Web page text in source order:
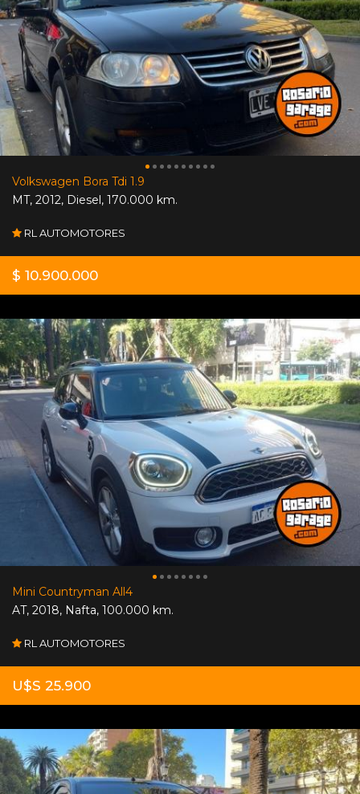
Volkswagen Bora Tdi 1.9
MT, 2012, Diesel, 170.000 km.
RL AUTOMOTORES
$ 10.900.000
Mini Countryman All4
AT, 2018, Nafta, 100.000 km.
RL AUTOMOTORES
U$S 25.900